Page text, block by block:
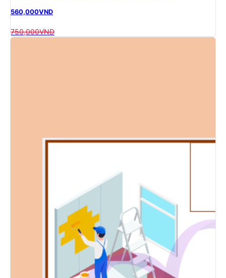
560,000VND
750,000VND